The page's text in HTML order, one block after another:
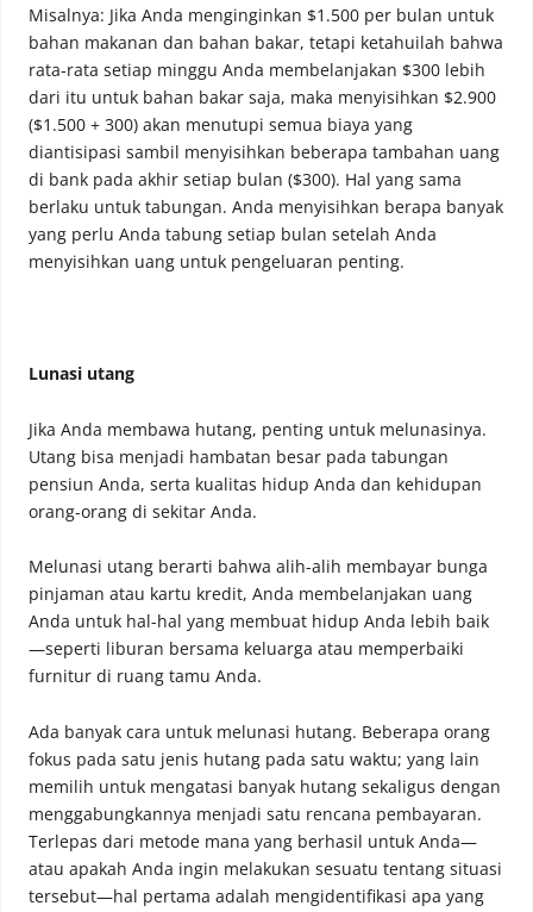
Misalnya: Jika Anda menginginkan $1.500 per bulan untuk
bahan makanan dan bahan bakar, tetapi ketahuilah bahwa
rata-rata setiap minggu Anda membelanjakan $300 lebih
dari itu untuk bahan bakar saja, maka menyisihkan $2.900
($1.500 + 300) akan menutupi semua biaya yang
diantisipasi sambil menyisihkan beberapa tambahan uang
di bank pada akhir setiap bulan ($300). Hal yang sama
berlaku untuk tabungan. Anda menyisihkan berapa banyak
yang perlu Anda tabung setiap bulan setelah Anda
menyisihkan uang untuk pengeluaran penting.
Lunasi utang
Jika Anda membawa hutang, penting untuk melunasinya.
Utang bisa menjadi hambatan besar pada tabungan
pensiun Anda, serta kualitas hidup Anda dan kehidupan
orang-orang di sekitar Anda.
Melunasi utang berarti bahwa alih-alih membayar bunga
pinjaman atau kartu kredit, Anda membelanjakan uang
Anda untuk hal-hal yang membuat hidup Anda lebih baik
—seperti liburan bersama keluarga atau memperbaiki
furnitur di ruang tamu Anda.
Ada banyak cara untuk melunasi hutang. Beberapa orang
fokus pada satu jenis hutang pada satu waktu; yang lain
memilih untuk mengatasi banyak hutang sekaligus dengan
menggabungkannya menjadi satu rencana pembayaran.
Terlepas dari metode mana yang berhasil untuk Anda—
atau apakah Anda ingin melakukan sesuatu tentang situasi
tersebut—hal pertama adalah mengidentifikasi apa yang